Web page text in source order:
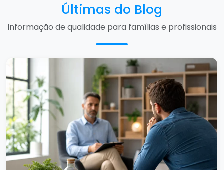
Últimas do Blog
Informação de qualidade para famílias e profissionais